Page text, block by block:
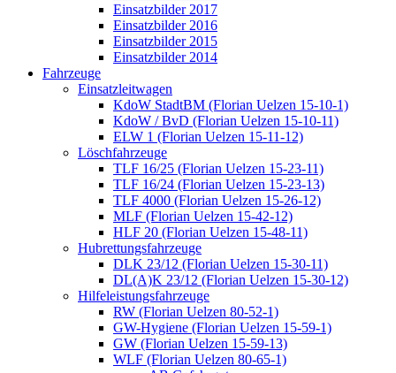
Einsatzbilder 2017
Einsatzbilder 2016
Einsatzbilder 2015
Einsatzbilder 2014
Fahrzeuge
Einsatzleitwagen
KdoW StadtBM (Florian Uelzen 15-10-1)
KdoW / BvD (Florian Uelzen 15-10-11)
ELW 1 (Florian Uelzen 15-11-12)
Löschfahrzeuge
TLF 16/25 (Florian Uelzen 15-23-11)
TLF 16/24 (Florian Uelzen 15-23-13)
TLF 4000 (Florian Uelzen 15-26-12)
MLF (Florian Uelzen 15-42-12)
HLF 20 (Florian Uelzen 15-48-11)
Hubrettungsfahrzeuge
DLK 23/12 (Florian Uelzen 15-30-11)
DL(A)K 23/12 (Florian Uelzen 15-30-12)
Hilfeleistungsfahrzeuge
RW (Florian Uelzen 80-52-1)
GW-Hygiene (Florian Uelzen 15-59-1)
GW (Florian Uelzen 15-59-13)
WLF (Florian Uelzen 80-65-1)